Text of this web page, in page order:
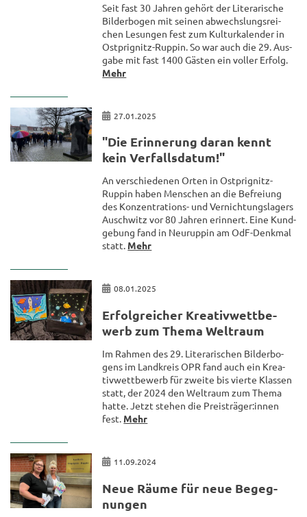
Seit fast 30 Jah­ren ge­hört der Li­te­ra­ri­sche
Bil­der­bo­gen mit sei­nen ab­wechs­lungs­rei­
chen Le­sun­gen fest zum Kul­tur­ka­len­der in
Ostprignitz-​Ruppin. So war auch die 29. Aus­
ga­be mit fast 1400 Gäs­ten ein vol­ler Er­folg.
Mehr
27.01.2025
"Die Er­in­ne­rung daran kennt
kein Ver­falls­da­tum!"
An ver­schie­de­nen Orten in Ostprignitz-​
Ruppin haben Men­schen an die Be­frei­ung
des Konzentrations-​ und Ver­nich­tungs­la­gers
Ausch­witz vor 80 Jah­ren er­in­nert. Eine Kund­
ge­bung fand in Neu­rup­pin am OdF-​Denkmal
statt. Mehr
08.01.2025
Er­folg­rei­cher Krea­tiv­wett­be­
werb zum Thema Welt­raum
Im Rah­men des 29. Li­te­ra­ri­schen Bil­der­bo­
gens im Land­kreis OPR fand auch ein Krea­
tiv­wett­be­werb für zwei­te bis vier­te Klas­sen
statt, der 2024 den Welt­raum zum Thema
hatte. Jetzt ste­hen die Preis­trä­ger:innen
fest. Mehr
11.09.2024
Neue Räume für neue Be­geg­
nun­gen